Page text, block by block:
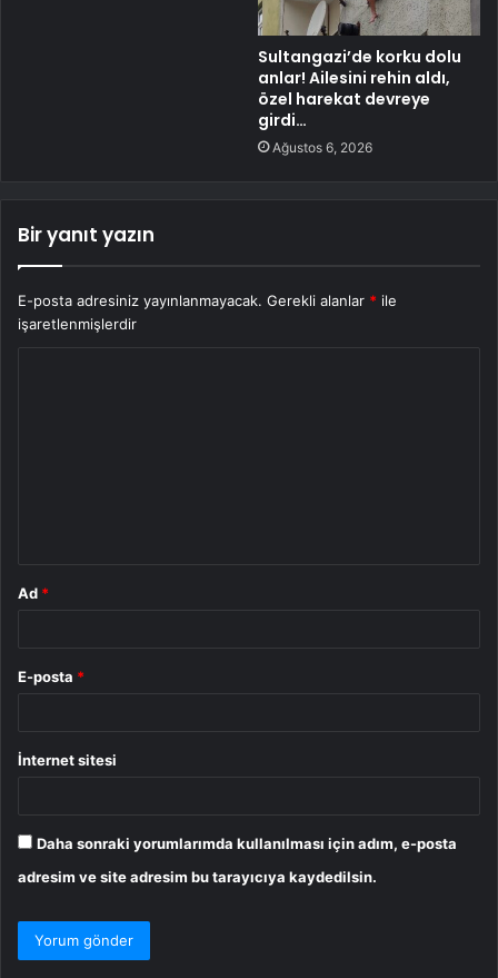
Sultangazi’de korku dolu
anlar! Ailesini rehin aldı,
özel harekat devreye
girdi…
Ağustos 6, 2026
Bir yanıt yazın
E-posta adresiniz yayınlanmayacak. Gerekli alanlar * ile
işaretlenmişlerdir
Ad *
E-posta *
İnternet sitesi
Daha sonraki yorumlarımda kullanılması için adım, e-posta
adresim ve site adresim bu tarayıcıya kaydedilsin.